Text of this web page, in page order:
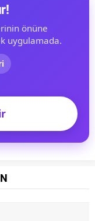
önüne
uygulamada.